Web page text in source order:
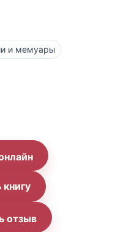
и мемуары
книгу
отзыв